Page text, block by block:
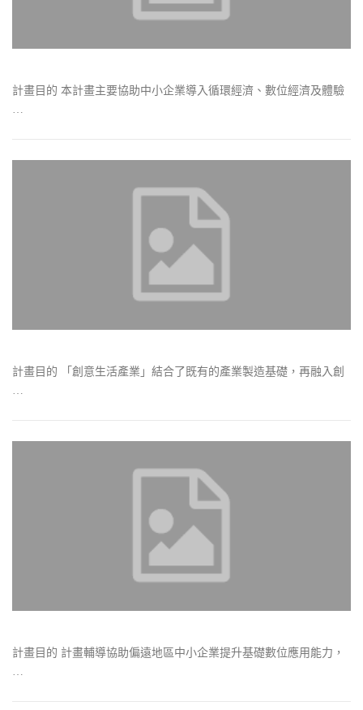
計畫目的 本計畫主要協助中小企業導入循環經濟、數位經濟及體驗
…
計畫目的 「創意生活產業」結合了既有的產業製造基礎，再融入創
…
計畫目的 計畫輔導協助偏遠地區中小企業提升基礎數位應用能力，
…